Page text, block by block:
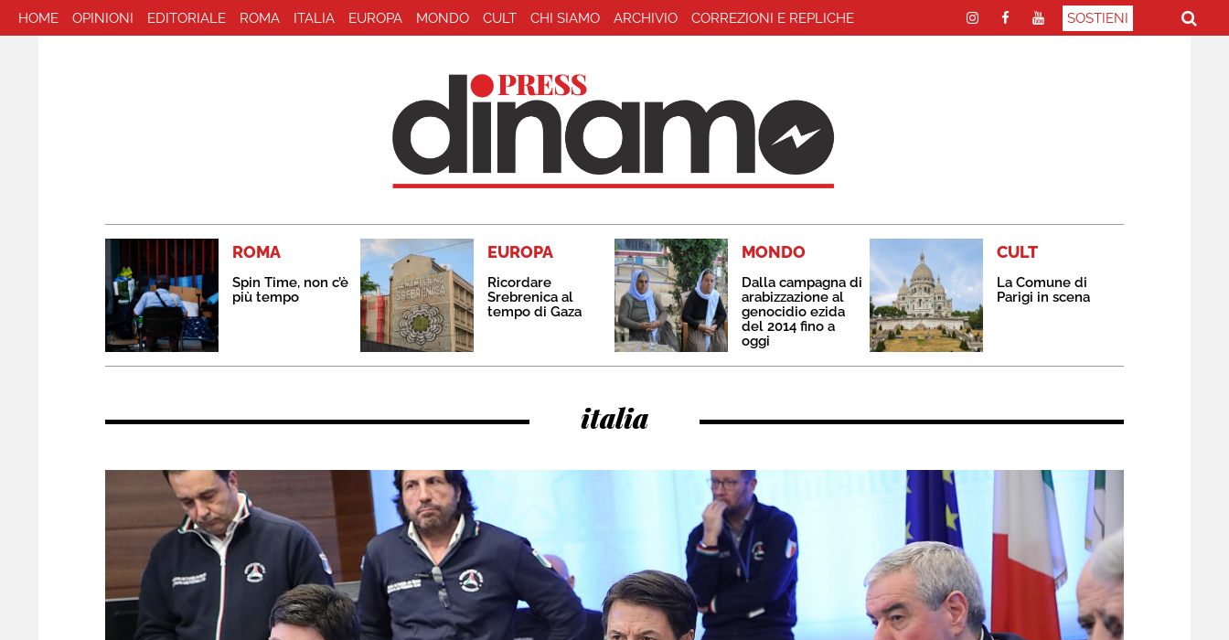
HOME OPINIONI EDITORIALE ROMA ITALIA EUROPA MONDO CULT CHI SIAMO ARCHIVIO CORREZIONI E REPLICHE SOSTIENI
ROMA
Spin Time, non c’è
più tempo
EUROPA
Ricordare
Srebrenica al
tempo di Gaza
MONDO
Dalla campagna di
arabizzazione al
genocidio ezida
del 2014 fino a
oggi
CULT
La Comune di
Parigi in scena
italia